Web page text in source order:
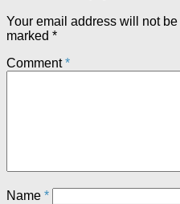
Your email address will not
marked *
Comment*
Name *